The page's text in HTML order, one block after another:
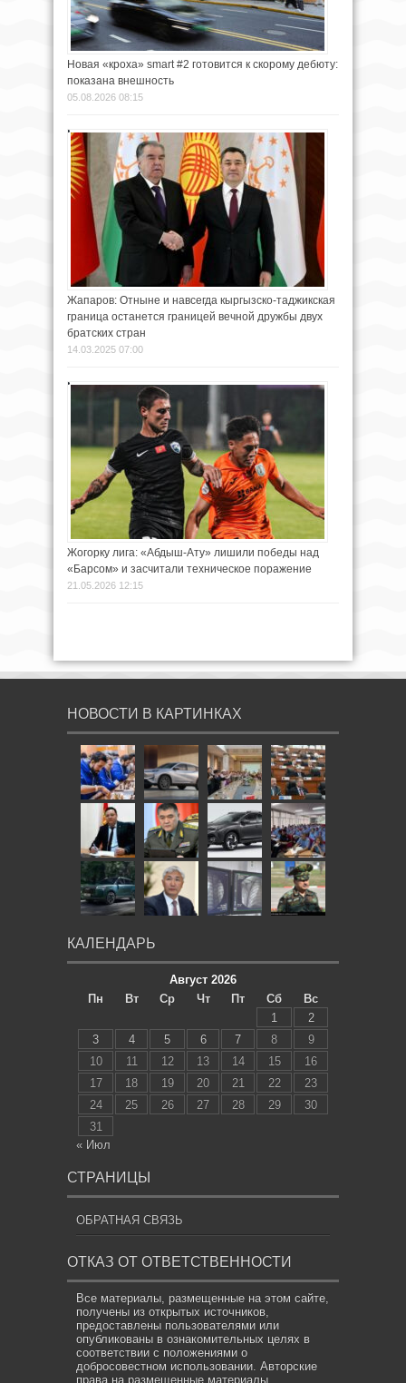
Новая «кроха» smart #2 готовится к скорому дебюту:
показана внешность
05.08.2026 08:15
Жапаров: Отныне и навсегда кыргызско-таджикская
граница останется границей вечной дружбы двух
братских стран
14.03.2025 07:00
Жогорку лига: «Абдыш-Ату» лишили победы над
«Барсом» и засчитали техническое поражение
21.05.2026 12:15
НОВОСТИ В КАРТИНКАХ
КАЛЕНДАРЬ
Август 2026
Пн
Вт Ср Чт Пт Сб
Вс
1
2
3
4 5 6 7 8
9
10
11 12 13 14 15
16
17
18 19 20 21 22
23
24
25 26 27 28 29
30
31
« Июл
СТРАНИЦЫ
ОБРАТНАЯ СВЯЗЬ
ОТКАЗ ОТ ОТВЕТСТВЕННОСТИ
Все материалы, размещенные на этом сайте,
получены из открытых источников,
предоставлены пользователями или
опубликованы в ознакомительных целях в
соответствии с положениями о
добросовестном использовании. Авторские
права на размещенные материалы